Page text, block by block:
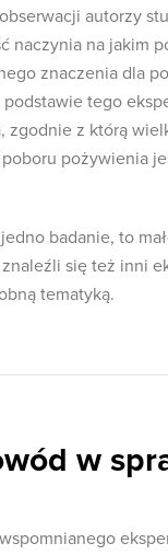
autorzy
naczynia na jakim
znaczenia dla
tego
zgodnie z którą
pożywienia
badanie, to
się też inni
tematyką.
w